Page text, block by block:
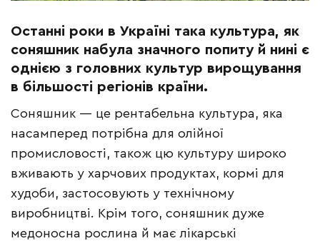
Останні роки в Україні така культура, як
соняшник набула значного попиту й нині є
однією з головних культур вирощування
в більшості регіонів країни.
Соняшник — це рентабельна культура, яка
насамперед потрібна для олійної
промисловості, також цю культуру широко
вживають у харчових продуктах, кормі для
худоби, застосовують у технічному
виробництві. Крім того, соняшник дуже
медоносна рослина й має лікарські